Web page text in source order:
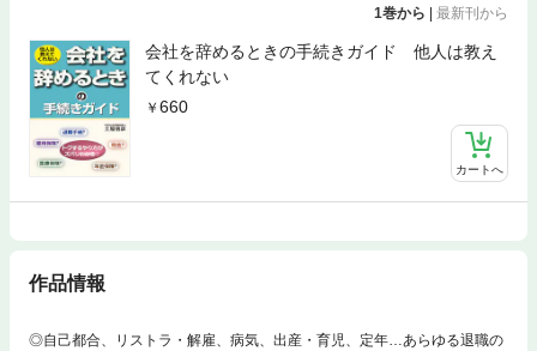
1巻から 最新刊から
会社を辞めるときの手続きガイド 他人は教え
てくれない
660
カートへ
作品情報
◎自己都合、リストラ・解雇、病気、出産・育児、定年…あらゆる退職の